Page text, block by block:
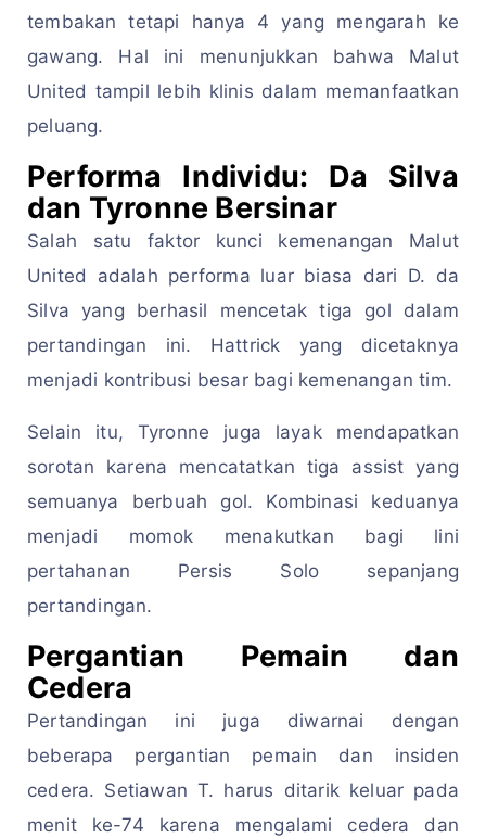
tembakan tetapi hanya 4 yang mengarah ke
gawang. Hal ini menunjukkan bahwa Malut
United tampil lebih klinis dalam memanfaatkan
peluang.
Performa Individu: Da Silva
dan Tyronne Bersinar
Salah satu faktor kunci kemenangan Malut
United adalah performa luar biasa dari D. da
Silva yang berhasil mencetak tiga gol dalam
pertandingan ini. Hattrick yang dicetaknya
menjadi kontribusi besar bagi kemenangan tim.
Selain itu, Tyronne juga layak mendapatkan
sorotan karena mencatatkan tiga assist yang
semuanya berbuah gol. Kombinasi keduanya
menjadi momok menakutkan bagi lini
pertahanan Persis Solo sepanjang
pertandingan.
Pergantian Pemain dan
Cedera
Pertandingan ini juga diwarnai dengan
beberapa pergantian pemain dan insiden
cedera. Setiawan T. harus ditarik keluar pada
menit ke-74 karena mengalami cedera dan